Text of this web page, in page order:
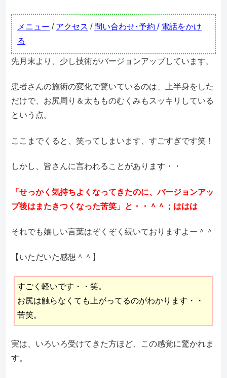
メニュー / アクセス / 問い合わせ･予約/ 電話をかけ
る
先月末より、少し技術がバージョンアップしています。
患者さんの施術の変化で驚いているのは、上半身をした
だけで、お尻周り＆太もものむくみもスッキリしている
という点。
ここまでくると、笑ってしまいます、すごすぎです笑！
しかし、皆さんに言われることがあります・・
「せっかく気持ちよくなってきたのに、バージョンアッ
プ後はまたきつくなった苦笑」と・・＾＾；ははは
それでも嬉しい言葉はぞくぞく続いておりますよー＾＾
【いただいた感想＾＾】
すごく軽いです・・笑。
お尻は触らなくても上がってるのがわかります・・
苦笑。
実は、いろいろ受けてきた方ほど、この感覚に驚かれま
す。